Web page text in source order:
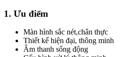
1. Ưu điểm
Màn hình sắc nét,chân thực
Thiết kế hiện đại, thông minh
Âm thanh sống động